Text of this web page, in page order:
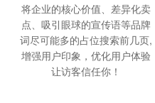
将企业的核心价值、差异化卖
点、吸引眼球的宣传语等品牌
词尽可能多的占位搜索前几页,
增强用户印象，优化用户体验
让访客信任你！